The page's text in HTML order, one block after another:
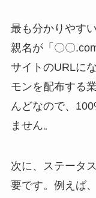
最も分かりやす
親名が「〇〇
サイトのURLに
モンを配布する
んどなので、
ません。
次に、ステータ
要です。例えば